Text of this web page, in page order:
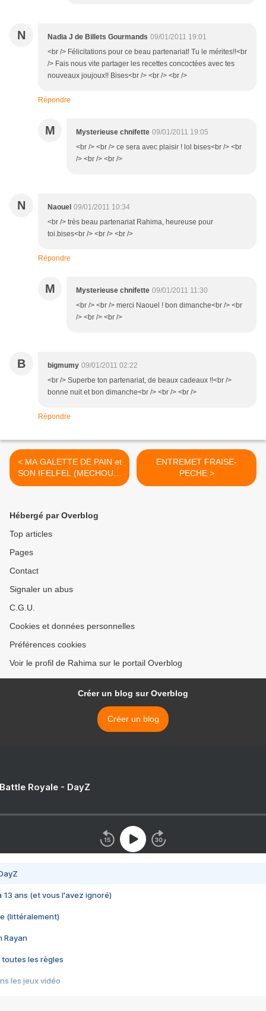
N Nadia J de Billets Gourmands 09/01/2011 19:01
<br /> Félicitations pour ce beau partenariat! Tu le mérites!!<br
/> Fais nous vite partager les recettes concoctées avec tes
nouveaux joujoux!! Bises<br /> <br /> <br />
Répondre
M Mysterieuse chnifette 09/01/2011 19:05
<br /> <br /> ce sera avec plaisir ! lol bises<br /> <br
/> <br /> <br />
N Naouel 09/01/2011 10:34
<br /> très beau partenariat Rahima, heureuse pour
toi.bises<br /> <br /> <br />
Répondre
M Mysterieuse chnifette 09/01/2011 11:30
<br /> <br /> merci Naouel ! bon dimanche<br /> <br
/> <br /> <br />
B bigmumy 09/01/2011 02:22
<br /> Superbe ton partenariat, de beaux cadeaux !!<br />
bonne nuit et bon dimanche<br /> <br /> <br />
Répondre
< MA GALETTE DE PAIN et
SON IFELFEL (MECHOUIA
POUR CERTAINS)
ENTREMET FRAISE-
PECHE >
Hébergé par Overblog
Top articles
Pages
Contact
Signaler un abus
C.G.U.
Cookies et données personnelles
Préférences cookies
Voir le profil de Rahima sur le portail Overblog
Créer un blog sur Overblog
Créer un blog
Royale - DayZ
13 ans (et vous l'avez ignoré)
(littéralement)
Rayan
toutes les règles
les jeux vidéo